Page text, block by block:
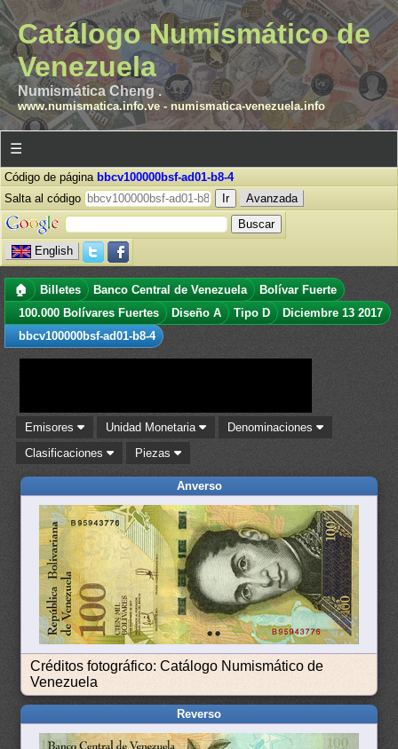
Catálogo Numismático de
Venezuela
Numismática Cheng .
www.numismatica.info.ve- numismatica-venezuela.info
☰
Código de página bbcv100000bsf-ad01-b8-4
Salta al código
Avanzada
English
🏠 Billetes Banco Central de Venezuela
Bolívar Fuerte
100.000 Bolívares Fuertes
Diseño A Tipo D
Diciembre 13 2017
bbcv100000bsf-ad01-b8-4
Emisores Unidad Monetaria
Denominaciones
Clasificaciones
Piezas
Anverso
Créditos fotográfico: Catálogo Numismático de
Venezuela
Reverso